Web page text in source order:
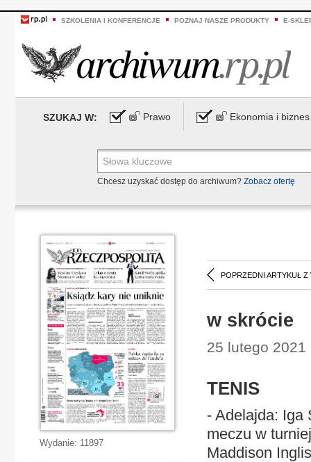
SZKOLENIA I KONFERENCJE POZNAJ NASZE PRODUKTY E-
SZUKAJ W: Prawo Ekonomia i biznes
Chcesz uzyskać dostęp do archiwum? Zobacz ofertę
POPRZEDNI ARTYKUŁ Z
w skrócie
25 lutego 2021
TENIS
- Adelajda: Iga
meczu w
Maddison
Wydanie: 11897